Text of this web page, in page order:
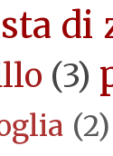
di
(3)
(2)